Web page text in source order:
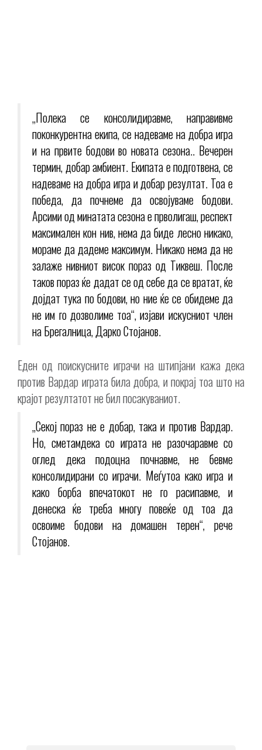
„Полека се консолидиравме, направивме
поконкурентна екипа, се надеваме на добра игра
и на првите бодови во новата сезона.. Вечерен
термин, добар амбиент. Екипата е подготвена, се
надеваме на добра игра и добар резултат. Тоа е
победа, да почнеме да освојуваме бодови.
Арсими од минатата сезона е прволигаш, респект
максимален кон нив, нема да биде лесно никако,
мораме да дадеме максимум. Никако нема да не
залаже нивниот висок пораз од Тиквеш. После
таков пораз ќе дадат се од себе да се вратат, ќе
дојдат тука по бодови, но ние ќе се обидеме да
не им го дозволиме тоа“, изјави искусниот член
на Брегалница, Дарко Стојанов.
Еден од поискусните играчи на штипјани кажа дека
против Вардар играта била добра, и покрај тоа што на
крајот резултатот не бил посакуваниот.
„Секој пораз не е добар, така и против Вардар.
Но, сметамдека со играта не разочаравме со
оглед дека подоцна почнавме, не бевме
консолидирани со играчи. Меѓутоа како игра и
како борба впечатокот не го расипавме, и
денеска ќе треба многу повеќе од тоа да
освоиме бодови на домашен терен“, рече
Стојанов.